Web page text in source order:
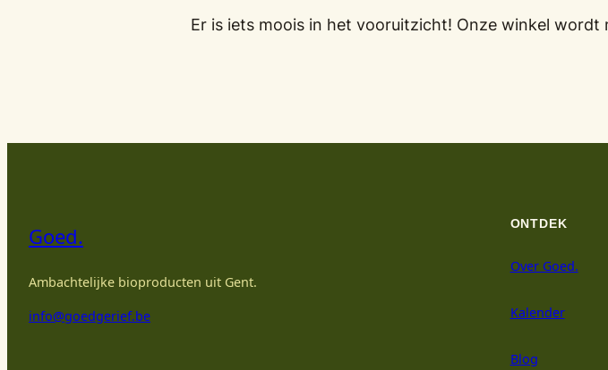
Er is iets moois in het vooruitzicht! Onze winkel
Goed.
Ambachtelijke bioproducten uit Gent.
info@goedgerief.be
ONTDEK
Over Goed.
Kalender
Blog